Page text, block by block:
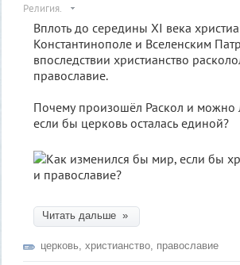
Религия.
Вплоть до середины XI века
Константинополе и Вселенским
впоследствии христианство
православие.
Почему произошёл Раскол и
если бы церковь осталась единой?
Читать дальше »
церковь христианство православие